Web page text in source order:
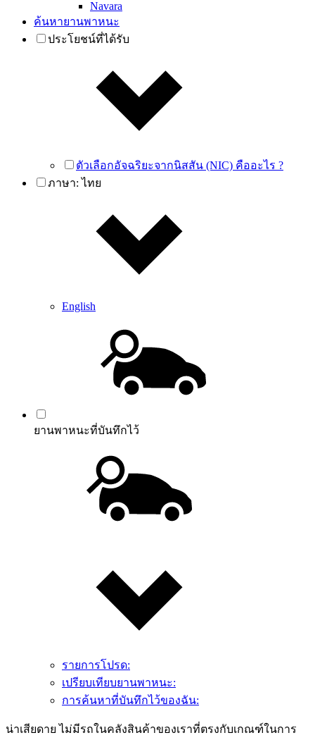
Navara
ค้นหายานพาหนะ
ประโยชน์ที่ได้รับ
ตัวเลือกอัจฉริยะจากนิสสัน (NIC) คืออะไร ?
ภาษา:ไทย
English
ยานพาหนะที่บันทึกไว้
รายการโปรด:
เปรียบเทียบยานพาหนะ:
การค้นหาที่บันทึกไว้ของฉัน:
น่าเสียดาย ไม่มีรถในคลังสินค้าของเราที่ตรงกับเกณฑ์ในการ